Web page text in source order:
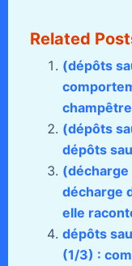
Related
(dépôts
(dépôts
dépôts
(décharge
décharge
elle
dépôts
(1/3) :